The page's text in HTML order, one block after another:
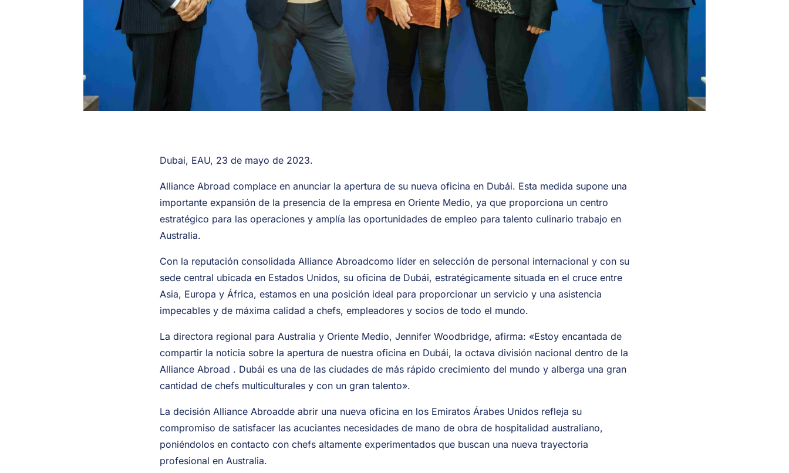
Dubai, EAU, 23 de mayo de 2023.
Alliance Abroad complace en anunciar la apertura de su nueva oficina en Dubái. Esta medida supone una
importante expansión de la presencia de la empresa en Oriente Medio, ya que proporciona un centro
estratégico para las operaciones y amplía las oportunidades de empleo para talento culinario trabajo en
Australia.
Con la reputación consolidada Alliance Abroadcomo líder en selección de personal internacional y con su
sede central ubicada en Estados Unidos, su oficina de Dubái, estratégicamente situada en el cruce entre
Asia, Europa y África, estamos en una posición ideal para proporcionar un servicio y una asistencia
impecables y de máxima calidad a chefs, empleadores y socios de todo el mundo.
La directora regional para Australia y Oriente Medio, Jennifer Woodbridge, afirma: «Estoy encantada de
compartir la noticia sobre la apertura de nuestra oficina en Dubái, la octava división nacional dentro de la
Alliance Abroad . Dubái es una de las ciudades de más rápido crecimiento del mundo y alberga una gran
cantidad de chefs multiculturales y con un gran talento».
La decisión Alliance Abroadde abrir una nueva oficina en los Emiratos Árabes Unidos refleja su
compromiso de satisfacer las acuciantes necesidades de mano de obra de hospitalidad australiano,
poniéndolos en contacto con chefs altamente experimentados que buscan una nueva trayectoria
profesional en Australia.